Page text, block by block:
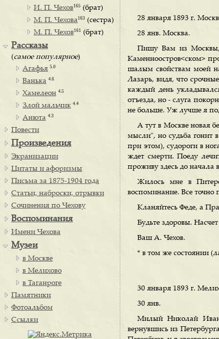
28 января 1893 г.
28 янв. Москва.
Пишу Вам из Москвы,
Каменноостров<ском>
шалым свойствам моей
Лазарь, видя, что
каждый день
отъезда, но - слуга
не больше. Уж лучше я
А тут в Москве новая
мысли", но судьба гонит
при этом), судороги в
ждет смерти. Поеду
проживу здесь до начала
Жилось мне в
воспоминание. Все точно
Кланяйтесь Феде, а
Будьте здоровы.
Ваш А. Чехов.
* в том же состоянии
30 января 1893 г.
30 янв.
Милый Николай
вернувшись из
И. П. Чехов165 (брат)
М. П. Чехова 163 (сестра)
М. П. Чехов161 (брат)
Рассказы
(самое популярное)
Агафья 5.0
Ванька 4.6
Хамелеон 4.5
Злой мальчик 4.4
Анюта 4.3
Повести
Произведения
Экранизации
Цитаты и афоризмы
Письма за 1875-1904 года
Статьи, наброски, отрывки
Сочинения по Чехову
Воспоминания
Имени Чехова
Музеи
в Москве
в Мелихово
в Таганроге
Памятники
Фотоальбом
Ссылки